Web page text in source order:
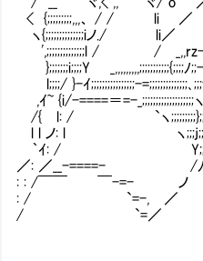
< {;;;;;;;;;,,,、 / / li
ヽ{;;;;;;;;;;;;;;iノ./ li／
',;;;;;;;;;;;;;;l / / _,,rz-=ｲ
};;;;;;;i;;;;Y _,,,,,,,,,;;;;;;;;;;;{;;;;
l;;;;/ }-ｲ;;;;;;;;;;;;;;;;-=;;;;;;;;;;;;;;､
,ｲ~ {i/-====＝=-_;;;;;;;;;;;;;;;;;;;
/{ l: / `ヽ;;;;;;;;;};;{;;;;;;/
l l ノ: l ヽ;;;j;;;i;;;;;{、
｀ｲ: / Y;;ﾉ;;;{;;;;>、
／: ／__-====- /ﾉ¨´
: : /￣￣ ￣-=- ノ
: / `=-, ／ ' ,:
/ `=／ ヽ: